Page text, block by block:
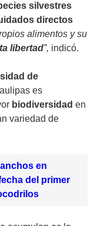
silvestres
directos
alimentos y su
libertad”, indicó.
de
es
biodiversidad en
variedad de
en
del primer